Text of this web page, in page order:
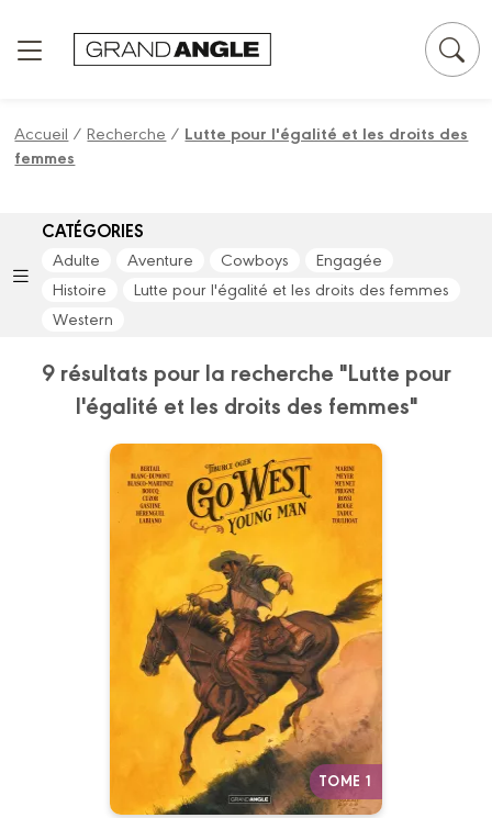
Accueil /Recherche / Lutte pour l'égalité et les droits des
femmes
CATÉGORIES
Adulte Aventure Cowboys
Engagée
Histoire
Lutte pour l'égalité et les droits des femmes
Western
9 résultats pour la recherche "Lutte pour
l'égalité et les droits des femmes"
TOME 1
Go West : Young
Man
Volume 01 - Histoire
Complète
Date de parution :
03/11/2021
Le parcours sauvage et violent
d’une montre pendant la
conquête de l’Ouest. Un
western qui sent la poudre et la
boue…
Autres tomes